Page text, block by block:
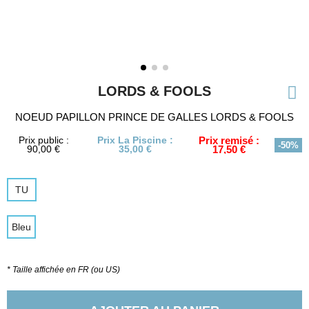
LORDS & FOOLS
NOEUD PAPILLON PRINCE DE GALLES LORDS & FOOLS
Prix public :
90,00 €
Prix La Piscine :
35,00 €
Prix remisé :
17,50 € -50%
TU
Bleu
* Taille affichée en FR (ou US)